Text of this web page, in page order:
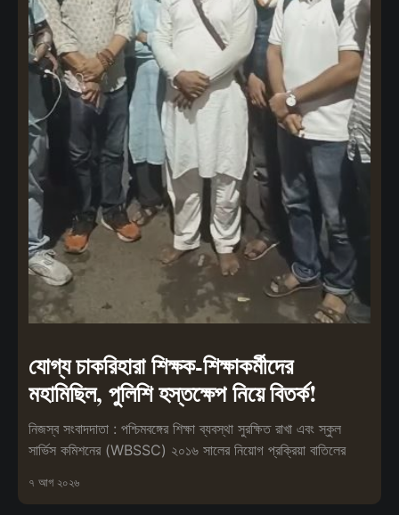
যোগ্য চাকরিহারা শিক্ষক-শিক্ষাকর্মীদের
মহামিছিল, পুলিশি হস্তক্ষেপ নিয়ে বিতর্ক!
নিজস্ব সংবাদদাতা : পশ্চিমবঙ্গের শিক্ষা ব্যবস্থা সুরক্ষিত রাখা এবং স্কুল
সার্ভিস কমিশনের (WBSSC) ২০১৬ সালের নিয়োগ প্রক্রিয়া বাতিলের
৭ আগ ২০২৬